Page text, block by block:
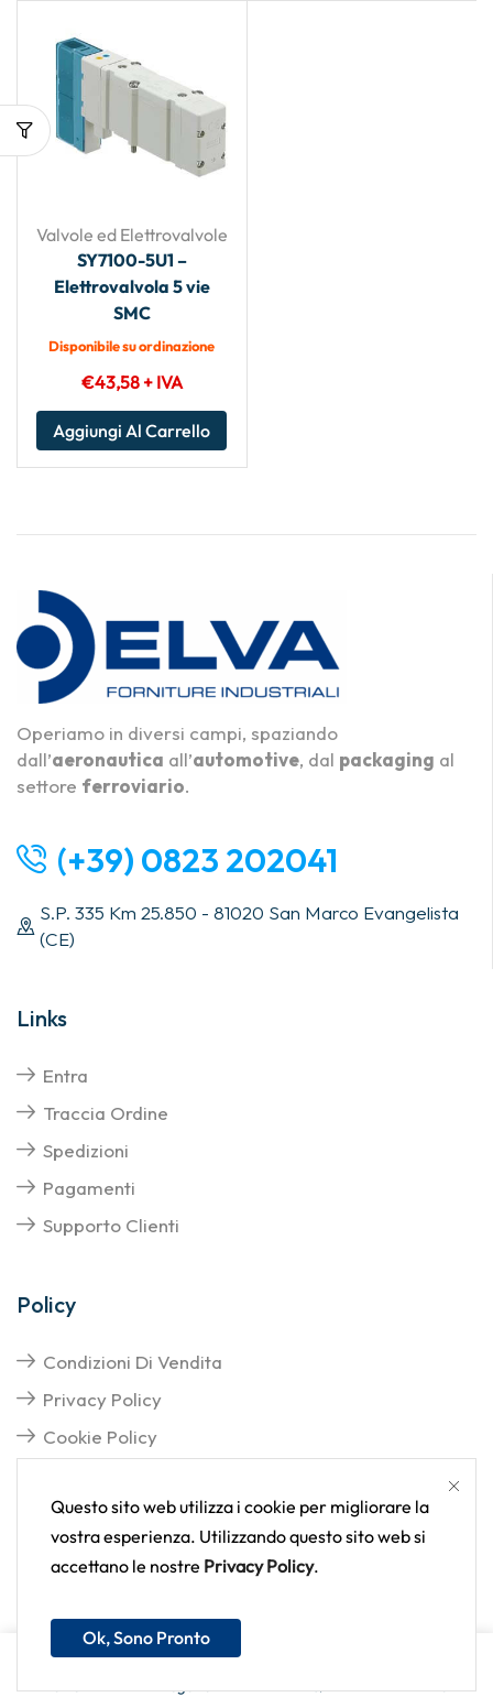
Valvole ed Elettrovalvole
SY7100-5U1 –
Elettrovalvola 5 vie
SMC
Disponibile su ordinazione
€43,58 + IVA
Aggiungi Al Carrello
Questo sito web utilizza i cookie per migliorare la
vostra esperienza. Utilizzando questo sito web si
accettano le nostre Privacy Policy.
Ok, Sono Pronto
Operiamo in diversi campi, spaziando
dall’aeronautica all’automotive, dal packaging al
settore ferroviario.
(+39) 0823 202041
S.P. 335 Km 25.850 - 81020 San Marco Evangelista
(CE)
Links
Entra
Traccia Ordine
Spedizioni
Pagamenti
Supporto Clienti
Policy
Condizioni Di Vendita
Privacy Policy
Cookie Policy
Copyright © 2025Tutti i diritti sono riservati | Delva